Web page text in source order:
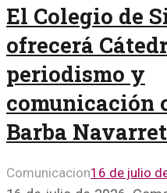
El Colegio de
ofrecerá
periodismo y
comunicación
Barba
Comunicacion16 de julio